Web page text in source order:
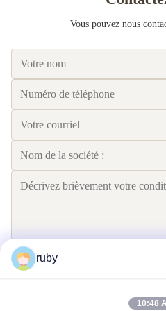
Vous pouvez nous
ruby
10:48